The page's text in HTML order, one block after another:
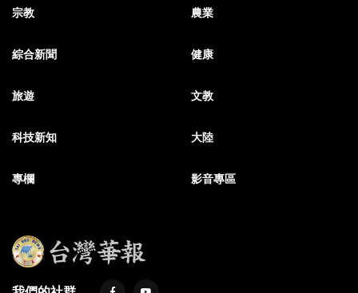
宗教 農業
綜合新聞 健康
旅遊 文教
科技新知 大陸
專欄 影音專區